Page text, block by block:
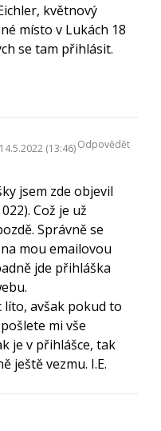
květnový
místo v Lukách 18
se tam přihlásit.
14.5.2022 (13:46)
jsem zde objevil
Což je už
Správně se
mou emailovou
jde přihláška
líto, avšak pokud to
mi vše
je v přihlášce, tak
ještě vezmu. I.E.
Odpovědět